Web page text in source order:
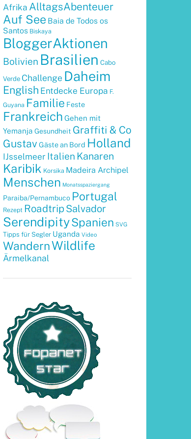
Afrika AlltagsAbenteuer
Auf See Baia de Todos os
Santos Biskaya
BloggerAktionen
Bolivien Brasilien Cabo
Verde Challenge Daheim
English Entdecke Europa F.
Guyana Familie Feste
Frankreich Gehen mit
Yemanja Gesundheit Graffiti & Co
Gustav Gäste an Bord Holland
IJsselmeer Italien Kanaren
Karibik Korsika Madeira Archipel
Menschen Monatsspaziergang
Paraiba/Pernambuco Portugal
Rezept Roadtrip Salvador
SerendipitySpanien SVG
Tipps für Segler Uganda Video
WandernWildlife
Ärmelkanal